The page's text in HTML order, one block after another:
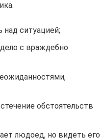
над ситуацией;
с враждебно
обстоятельств
людоед, но видеть его